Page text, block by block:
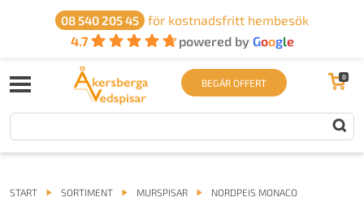
08 540 205 45
för kostnadsfritt hembesök
4.7
powered by Google
BEGÄR OFFERT 0
START SORTIMENT MURSPISAR NORDPEIS MONACO